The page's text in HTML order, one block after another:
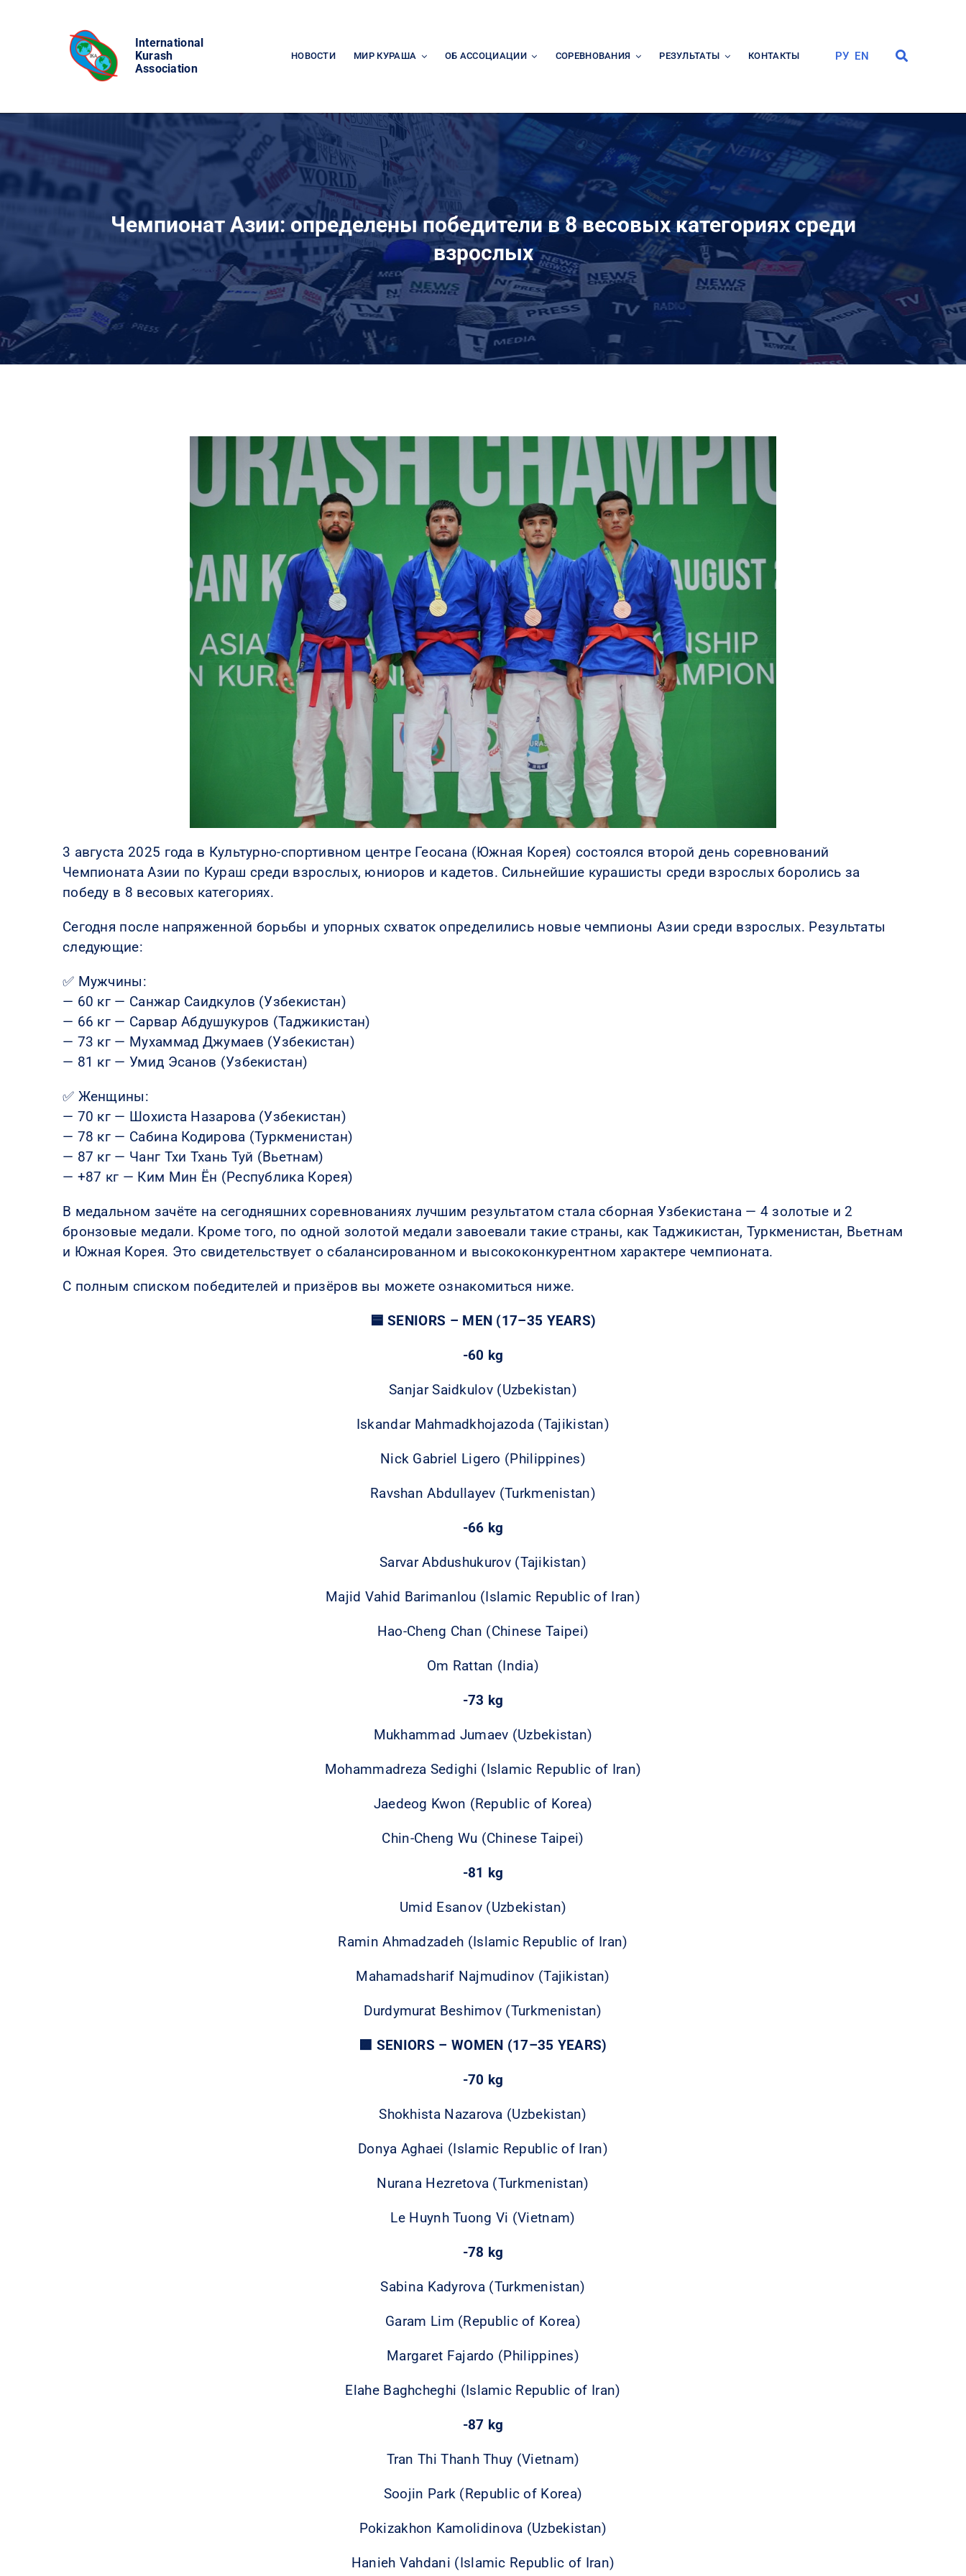
International
Kurash
Association
НОВОСТИ МИР КУРАША ОБ АССОЦИАЦИИ СОРЕВНОВАНИЯ РЕЗУЛЬТАТЫ КОНТАКТЫ РУ EN
Чемпионат Азии: определены победители в 8 весовых категориях среди
взрослых
3 августа 2025 года в Культурно-спортивном центре Геосана (Южная Корея) состоялся второй день соревнований
Чемпионата Азии по Кураш среди взрослых, юниоров и кадетов. Сильнейшие курашисты среди взрослых боролись за
победу в 8 весовых категориях.
Сегодня после напряженной борьбы и упорных схваток определились новые чемпионы Азии среди взрослых. Результаты
следующие:
✅ Мужчины:
— 60 кг — Санжар Саидкулов (Узбекистан)
— 66 кг — Сарвар Абдушукуров (Таджикистан)
— 73 кг — Мухаммад Джумаев (Узбекистан)
— 81 кг — Умид Эсанов (Узбекистан)
✅ Женщины:
— 70 кг — Шохиста Назарова (Узбекистан)
— 78 кг — Сабина Кодирова (Туркменистан)
— 87 кг — Чанг Тхи Тхань Туй (Вьетнам)
— +87 кг — Ким Мин Ён (Республика Корея)
В медальном зачёте на сегодняшних соревнованиях лучшим результатом стала сборная Узбекистана — 4 золотые и 2
бронзовые медали. Кроме того, по одной золотой медали завоевали такие страны, как Таджикистан, Туркменистан, Вьетнам
и Южная Корея. Это свидетельствует о сбалансированном и высококонкурентном характере чемпионата.
С полным списком победителей и призёров вы можете ознакомиться ниже.
🟦 SENIORS – MEN (17–35 YEARS)
-60 kg
Sanjar Saidkulov (Uzbekistan)
Iskandar Mahmadkhojazoda (Tajikistan)
Nick Gabriel Ligero (Philippines)
Ravshan Abdullayev (Turkmenistan)
-66 kg
Sarvar Abdushukurov (Tajikistan)
Majid Vahid Barimanlou (Islamic Republic of Iran)
Hao-Cheng Chan (Chinese Taipei)
Om Rattan (India)
-73 kg
Mukhammad Jumaev (Uzbekistan)
Mohammadreza Sedighi (Islamic Republic of Iran)
Jaedeog Kwon (Republic of Korea)
Chin-Cheng Wu (Chinese Taipei)
-81 kg
Umid Esanov (Uzbekistan)
Ramin Ahmadzadeh (Islamic Republic of Iran)
Mahamadsharif Najmudinov (Tajikistan)
Durdymurat Beshimov (Turkmenistan)
🟪 SENIORS – WOMEN (17–35 YEARS)
-70 kg
Shokhista Nazarova (Uzbekistan)
Donya Aghaei (Islamic Republic of Iran)
Nurana Hezretova (Turkmenistan)
Le Huynh Tuong Vi (Vietnam)
-78 kg
Sabina Kadyrova (Turkmenistan)
Garam Lim (Republic of Korea)
Margaret Fajardo (Philippines)
Elahe Baghcheghi (Islamic Republic of Iran)
-87 kg
Tran Thi Thanh Thuy (Vietnam)
Soojin Park (Republic of Korea)
Pokizakhon Kamolidinova (Uzbekistan)
Hanieh Vahdani (Islamic Republic of Iran)